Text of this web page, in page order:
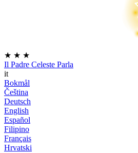
★ ★ ★
Il Padre Celeste Parla
it
Bokmål
Čeština
Deutsch
English
Español
Filipino
Français
Hrvatski